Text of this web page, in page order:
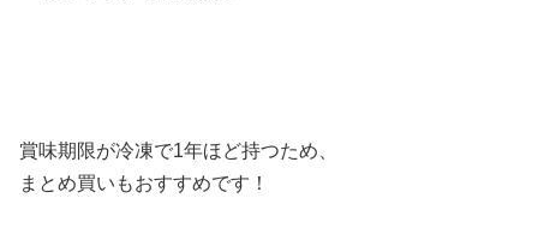
賞味期限が冷凍で1年ほど持つため、
まとめ買いもおすすめです！